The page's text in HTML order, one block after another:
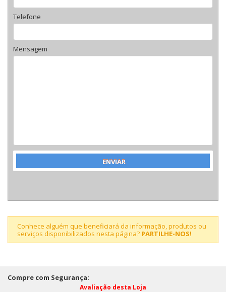
Telefone
Mensagem
Conhece alguém que beneficiará da informação, produtos ou
serviços disponibilizados nesta página? PARTILHE-NOS!
Compre com Segurança:
Avaliação desta Loja